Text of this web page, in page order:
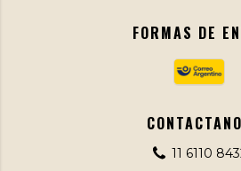
FORMAS DE
11 6110